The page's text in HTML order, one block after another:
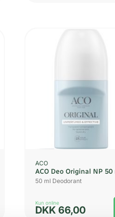
ACO
ACO Deo Original NP 50
50 ml Deodorant
Kun online
DKK 66,00